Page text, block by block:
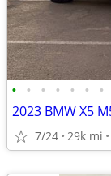
• • • • • • •
7/24 29k mi